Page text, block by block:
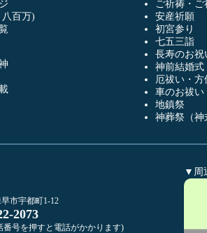
百万)
ご祈祷・
安産祈願
初宮参り
七五三詣
長寿のお祝
神前結婚式
厄祓い・方
車のお祓い
地鎮祭
神葬祭（神
市宇都町1-12
2073
番号を押すと電話がかかります)
▼周